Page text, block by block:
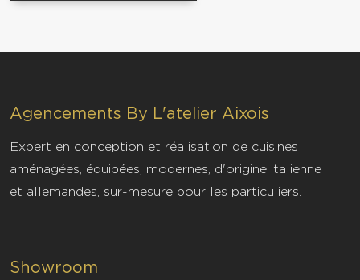
Vous souhaitez plus d'informations
sur Agencements By L'atelier
Aixois
Optimisez votre espace avec notre expertise en
Agencements By L'atelier Aixois
Expert en conception et réalisation de cuisines
aménagées, équipées, modernes, d'origine italienne
et allemandes, sur-mesure pour les particuliers.
Showroom